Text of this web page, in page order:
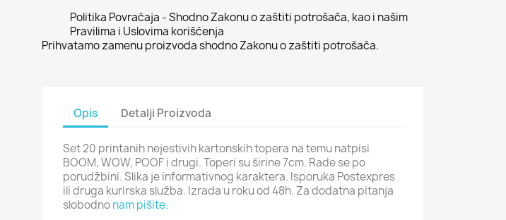
Politika Povraćaja - Shodno Zakonu o zaštiti potrošača, kao i našim
Pravilima i Uslovima korišćenja
Prihvatamo zamenu proizvoda shodno Zakonu o zaštiti potrošača.
Opis Detalji Proizvoda
Set 20 printanih nejestivih kartonskih topera na temu natpisi
BOOM, WOW, POOF i drugi. Toperi su širine 7cm. Rade se po
porudžbini. Slika je informativnog karaktera. Isporuka Postexpres
ili druga kurirska služba. Izrada u roku od 48h. Za dodatna pitanja
slobodnonam pišite.